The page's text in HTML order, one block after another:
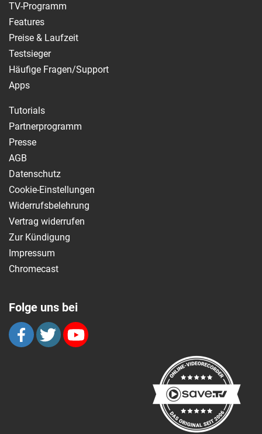
TV-Programm
Features
Preise & Laufzeit
Testsieger
Häufige Fragen/Support
Apps
Tutorials
Partnerprogramm
Presse
AGB
Datenschutz
Cookie-Einstellungen
Widerrufsbelehrung
Vertrag widerrufen
Zur Kündigung
Impressum
Chromecast
Folge uns bei